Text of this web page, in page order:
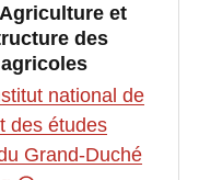
et
des
national de
des études
Grand-Duché